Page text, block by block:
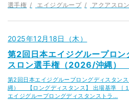
選手権 エイジグループ アクアスロン
2025年12月18日（木）
第2回日本エイジグループロ
スロン選手権（2026/沖縄）
第2回日本エイジグループロングディスタン
縄） 【ロングディスタンス】 出場基準 ［
エイジグループロングディスタンストラ…